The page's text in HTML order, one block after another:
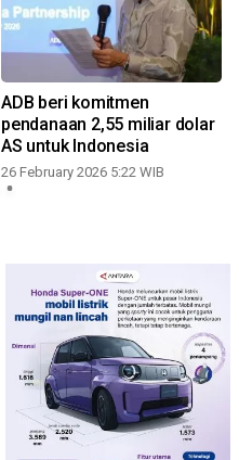
ADB beri komitmen
pendanaan 2,55 miliar dolar
AS untuk Indonesia
26 February 2026 5:22 WIB